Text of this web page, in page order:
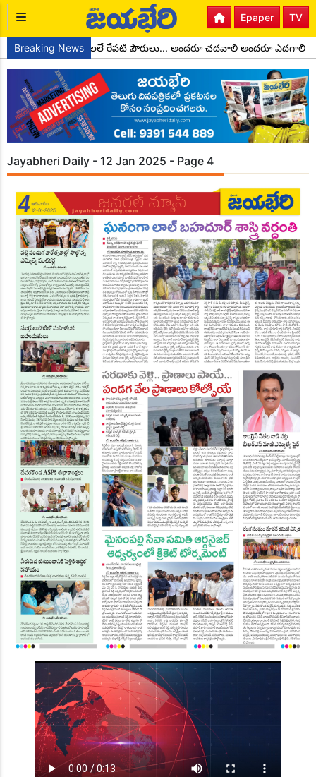
TV
Epaper
Breaking News
రెడ్డి నేటి బాలలే రేపటి పౌరులు... అందరూ చదవాలి అందరూ ఎదగాలి
Jayabheri Daily - 12 Jan 2025 - Page 4